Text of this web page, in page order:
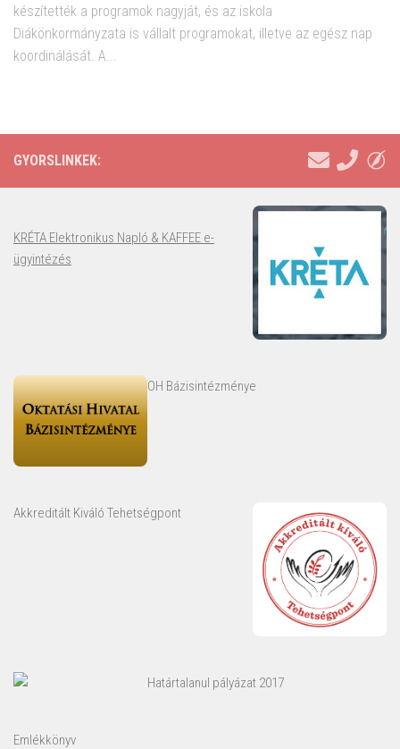
készítették a programok nagyját, és az iskola
Diákönkormányzata is vállalt programokat, illetve az egész nap
koordinálását. A...
GYORSLINKEK:
KRÉTA Elektronikus Napló & KAFFEE e-
ügyintézés
OH Bázisintézménye
Akkreditált Kiváló Tehetségpont
Határtalanul pályázat 2017
Emlékkönyv